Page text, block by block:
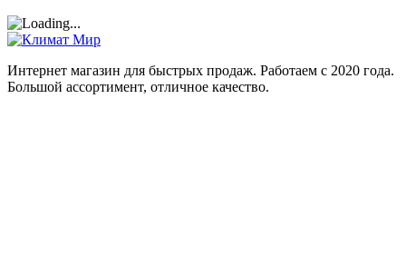
Интернет магазин для быстрых продаж. Работаем с 2020 года.
Большой ассортимент, отличное качество.